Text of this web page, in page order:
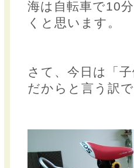
海は自転車で10
くと思います。
さて、今日は「子
だからと言う訳